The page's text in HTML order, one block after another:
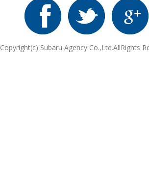
Copyright(c) Subaru Agency Co.,Ltd.AllRights